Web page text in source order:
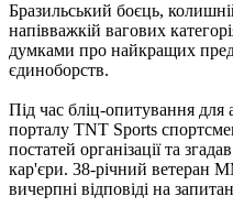
Бразильський боєць,
напівважкій вагових
думками про найкращих
єдиноборств.
Під час бліц-опитування для
порталу TNT Sports
постатей організації та
кар'єри. 38-річний ветеран
вичерпні відповіді на